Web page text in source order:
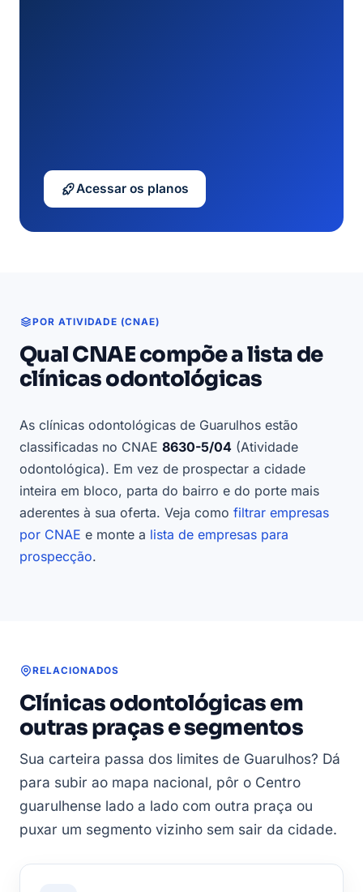
Acessar os planos
POR ATIVIDADE (CNAE)
Qual CNAE compõe a lista de
clínicas odontológicas
As clínicas odontológicas de Guarulhos estão
classificadas no CNAE 8630-5/04 (Atividade
odontológica). Em vez de prospectar a cidade
inteira em bloco, parta do bairro e do porte mais
aderentes à sua oferta. Veja como filtrar empresas
por CNAE e monte a lista de empresas para
prospecção.
RELACIONADOS
Clínicas odontológicas em
outras praças e segmentos
Sua carteira passa dos limites de Guarulhos? Dá
para subir ao mapa nacional, pôr o Centro
guarulhense lado a lado com outra praça ou
puxar um segmento vizinho sem sair da cidade.